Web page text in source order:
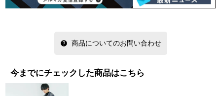
商品についてのお問い合わせ
今までにチェックした商品はこちら